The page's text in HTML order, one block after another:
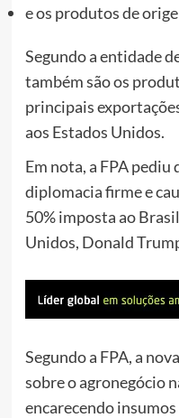
e os produtos de
Segundo a entidade
também são os
principais
aos Estados Unidos.
Em nota, a FPA
diplomacia firme e
50% imposta ao
Unidos, Donald
Segundo a FPA, a
sobre o agronegócio
encarecendo